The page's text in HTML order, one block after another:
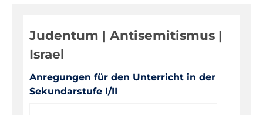
Fortbildungen
Inklusion, Sonderpädagogik
Judentum | Antisemitismus |
Israel
Anregungen für den Unterricht in der
Sekundarstufe I/II